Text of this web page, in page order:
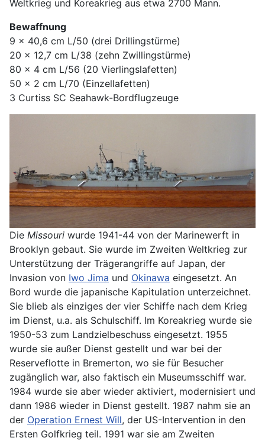
Weltkrieg und Koreakrieg aus etwa 2700 Mann.
Bewaffnung
9 x 40,6 cm L/50 (drei Drillingstürme)
20 x 12,7 cm L/38 (zehn Zwillingstürme)
80 x 4 cm L/56 (20 Vierlingslafetten)
50 x 2 cm L/70 (Einzellafetten)
3 Curtiss SC Seahawk-Bordflugzeuge
Die Missouri wurde 1941-44 von der Marinewerft in
Brooklyn gebaut. Sie wurde im Zweiten Weltkrieg zur
Unterstützung der Trägerangriffe auf Japan, der
Invasion von Iwo Jima und Okinawa eingesetzt. An
Bord wurde die japanische Kapitulation unterzeichnet.
Sie blieb als einziges der vier Schiffe nach dem Krieg
im Dienst, u.a. als Schulschiff. Im Koreakrieg wurde sie
1950-53 zum Landzielbeschuss eingesetzt. 1955
wurde sie außer Dienst gestellt und war bei der
Reserveflotte in Bremerton, wo sie für Besucher
zugänglich war, also faktisch ein Museumsschiff war.
1984 wurde sie aber wieder aktiviert, modernisiert und
dann 1986 wieder in Dienst gestellt. 1987 nahm sie an
der Operation Ernest Will, der US-Intervention in den
Ersten Golfkrieg teil. 1991 war sie am Zweiten